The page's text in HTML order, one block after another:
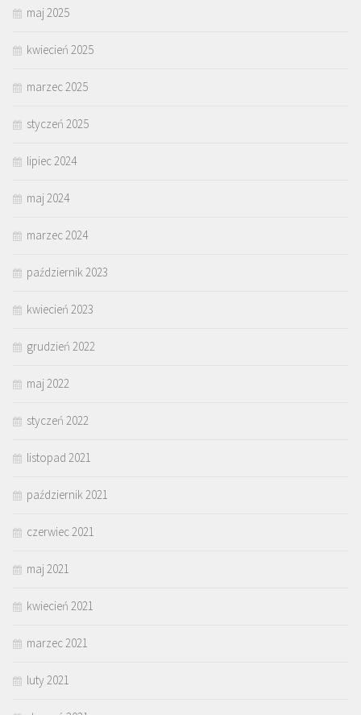
maj 2025
kwiecień 2025
marzec 2025
styczeń 2025
lipiec 2024
maj 2024
marzec 2024
październik 2023
kwiecień 2023
grudzień 2022
maj 2022
styczeń 2022
listopad 2021
październik 2021
czerwiec 2021
maj 2021
kwiecień 2021
marzec 2021
luty 2021